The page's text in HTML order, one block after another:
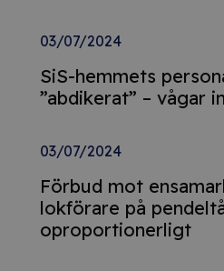
03/07/2024
SiS-hemmets
”abdikerat” – vågar
03/07/2024
Förbud mot
lokförare på
oproportionerligt